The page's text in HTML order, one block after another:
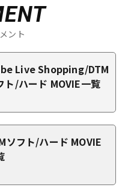
ント
Live Shopping/DTM
ト/ハード MOVIE一覧
ソフト/ハード MOVIE